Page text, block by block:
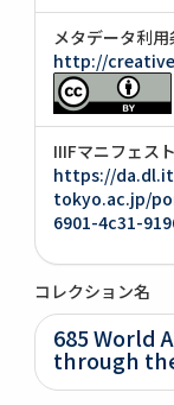
メタデータ利用
http://
IIIFマニフェス
https://
tokyo.ac.jp/
6901-4c31-
コレクション名
685 World
through